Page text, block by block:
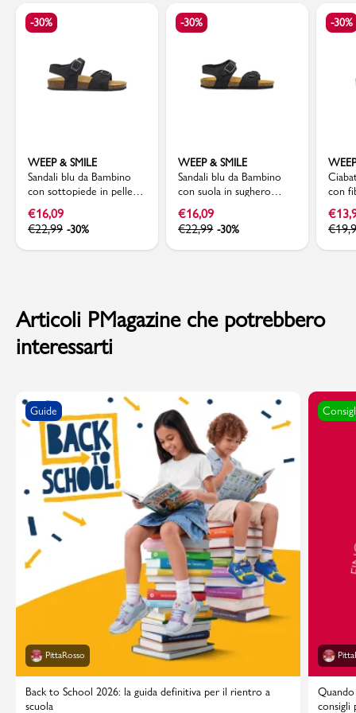
-30%
WEEP & SMILE
Sandali blu da Bambino
con sottopiede in pelle e
fibbie Weep & Smile
€16,09
€22,99 -30%
-30%
WEEP & SMILE
Sandali blu da Bambino
con suola in sughero
Weep & Smile
€16,09
€22,99 -30%
-30%
con
pelle
€
€
Articoli PMagazine che potrebbero
interessarti
Guide
PittaRosso
Back to School 2026: la guida definitiva per il rientro a
scuola
consigli